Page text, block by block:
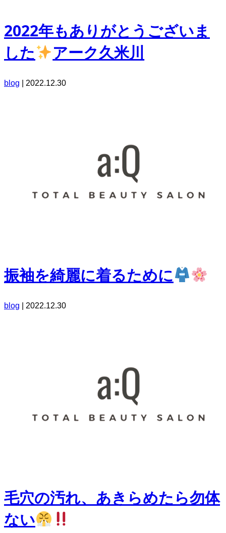
2022年もありがとうございま
した
アーク久米川
blog 2022.12.30
振袖を綺麗に着るために
blog 2022.12.30
毛穴の汚れ、あきらめたら勿体
ない